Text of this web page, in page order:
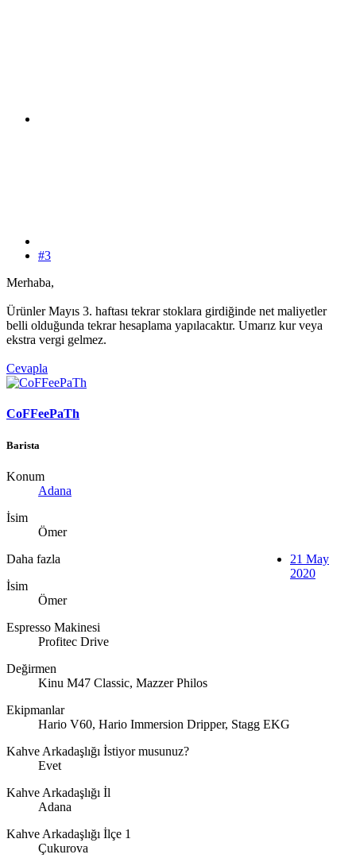
#3
Merhaba,
Ürünler Mayıs 3. haftası tekrar stoklara girdiğinde net maliyetler
belli olduğunda tekrar hesaplama yapılacaktır. Umarız kur veya
ekstra vergi gelmez.
Cevapla
CoFFeePaTh
Barista
Konum
Adana
İsim
Ömer
Daha fazla
İsim
Ömer
Espresso Makinesi
Profitec Drive
Değirmen
Kinu M47 Classic, Mazzer Philos
Ekipmanlar
Hario V60, Hario Immersion Dripper, Stagg EKG
Kahve Arkadaşlığı İstiyor musunuz?
Evet
Kahve Arkadaşlığı İl
Adana
Kahve Arkadaşlığı İlçe 1
Çukurova
21 May
2020